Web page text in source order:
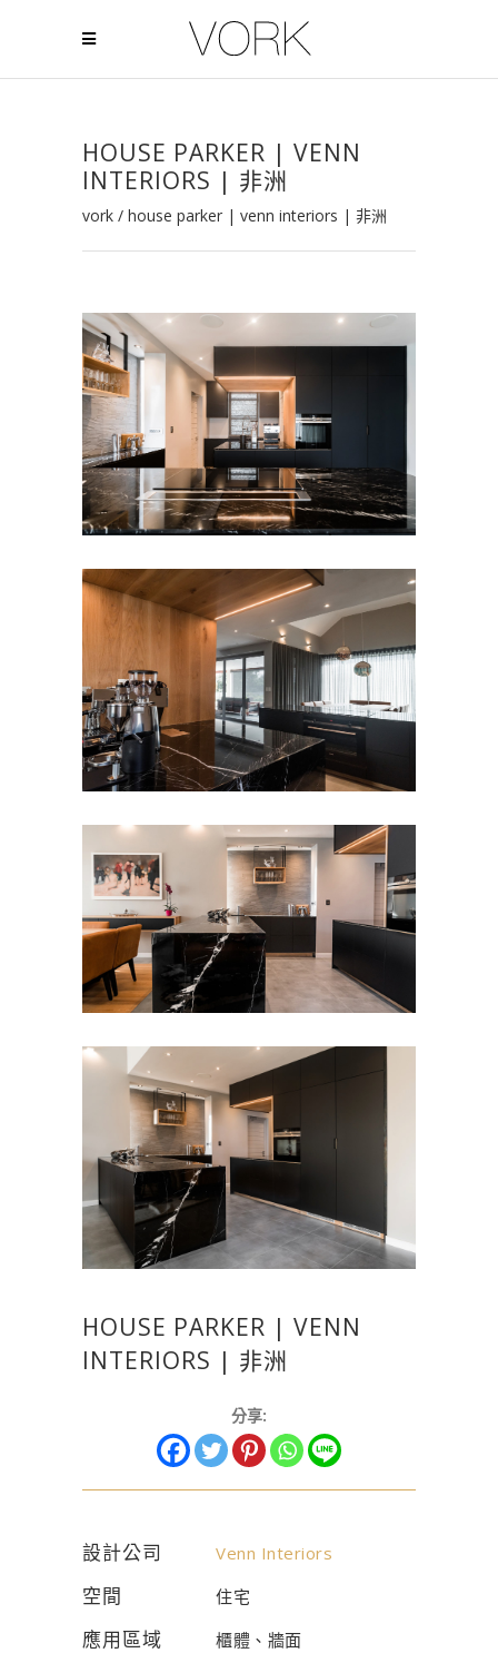
HOUSE PARKER | VENN
INTERIORS | 非洲
vork / house parker | venn interiors | 非洲
HOUSE PARKER | VENN
INTERIORS | 非洲
分享:
設計公司 Venn Interiors
空間 住宅
應用區域 櫃體、牆面